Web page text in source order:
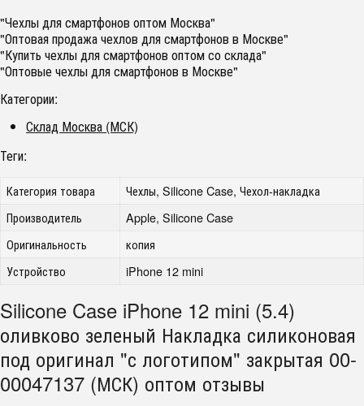
"Чехлы для смартфонов оптом Москва"
"Оптовая продажа чехлов для смартфонов в Москве"
"Купить чехлы для смартфонов оптом со склада"
"Оптовые чехлы для смартфонов в Москве"
Категории:
Склад Москва (МСК)
Теги:
Категория товара
Чехлы, Silicone Case, Чехол-накладка
Производитель
Apple, Silicone Case
Оригинальность
копия
Устройство
iPhone 12 mini
Silicone Case iPhone 12 mini (5.4)
оливково зеленый Накладка силиконовая
под оригинал "с логотипом" закрытая 00-
00047137 (МСК) оптом отзывы